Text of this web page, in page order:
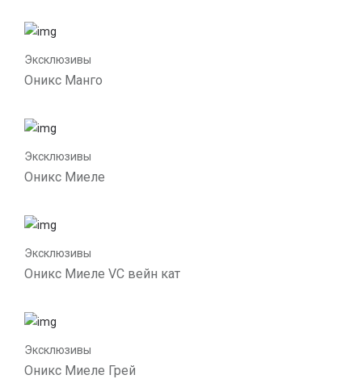
Эксклюзивы
Оникс Манго
Эксклюзивы
Оникс Миеле
Эксклюзивы
Оникс Миеле VC вейн кат
Эксклюзивы
Оникс Миеле Грей